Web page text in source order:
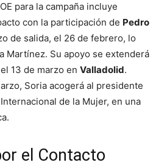
para la campaña incluye
con la participación de Pedro
de salida, el 26 de febrero, lo
Martínez. Su apoyo se extenderá
13 de marzo en Valladolid.
Soria acogerá al presidente
de la Mujer, en una
el Contacto